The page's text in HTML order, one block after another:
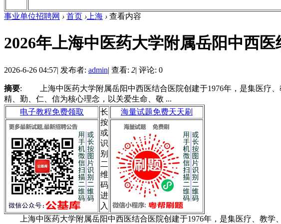
事业单位招聘网 › 首页 › 上海 › 查看内容
2026年上海中医药大学附属岳阳中西
2026-6-26 04:57| 发布者: admin| 查看: 2| 评论: 0
摘要: 上海中医药大学附属岳阳中西医结合医院创建于1976年，是集医疗、
精、勤、仁、信为核心理念，以关爱生命、敬 ...
电子教程免费领取
长
按
或
识
别
二
维
码
进
入
海量试题免费天天刷
上海中医药大学附属岳阳中西医结合医院创建于1976年，是集医疗、教学